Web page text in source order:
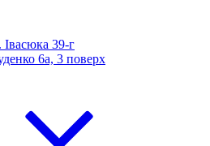
39-г
6а, 3 поверх